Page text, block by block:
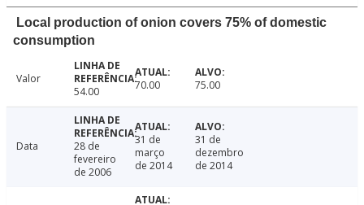
Local production of onion covers 75% of domestic
consumption
Valor
54.00
70.00 75.00
Data
28 de
fevereiro
de 2006
31 de
março
de 2014
31 de
dezembro
de 2014